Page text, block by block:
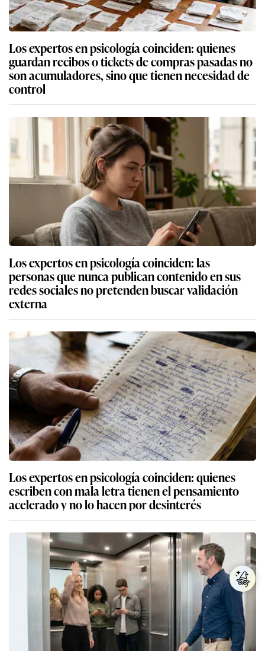
Los expertos en psicología coinciden: quienes
guardan recibos o tickets de compras pasadas no
son acumuladores, sino que tienen necesidad de
control
Los expertos en psicología coinciden: las
personas que nunca publican contenido en sus
redes sociales no pretenden buscar validación
externa
Los expertos en psicología coinciden: quienes
escriben con mala letra tienen el pensamiento
acelerado y no lo hacen por desinterés